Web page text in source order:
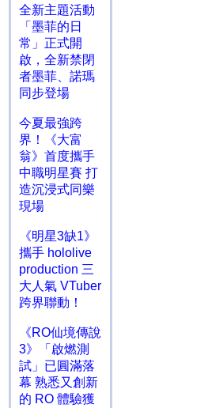
全新主題活動
「墨菲的日
常」正式開
啟，全新禁閉
者墨菲、諾瑪
同步登場
今夏最強跨
界！《大富
翁》首度攜手
中職明星賽 打
造沉浸式同樂
現場
《明星3缺1》
攜手 hololive
production 三
大人氣 VTuber
跨界聯動！
《RO仙境傳說
3》「啟燃測
試」已圓滿落
幕 熟悉又創新
的 RO 體驗獲